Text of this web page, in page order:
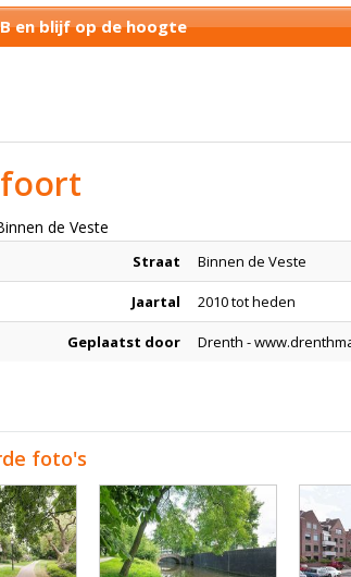
en blijf op de hoogte
de Veste
Straat Binnen de Veste
Jaartal 2010 tot heden
Geplaatst door Drenth -
foto's